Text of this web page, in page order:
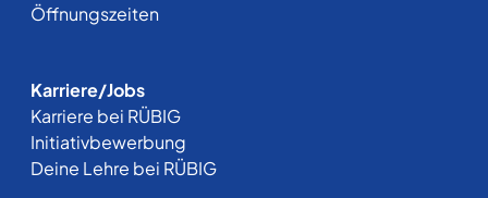
Öffnungszeiten
Karriere/Jobs
Karriere bei RÜBIG
Initiativbewerbung
Deine Lehre bei RÜBIG